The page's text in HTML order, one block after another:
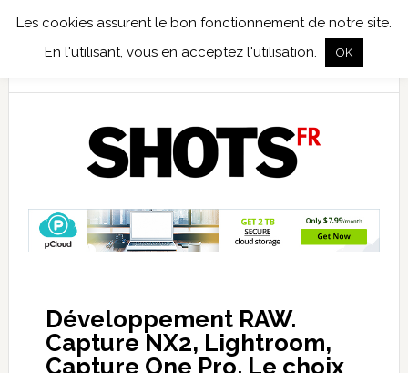
Développement RAW.
Capture NX2, Lightroom,
Capture One Pro. Le choix
Les cookies assurent le bon fonctionnement de notre site.
En l'utilisant, vous en acceptez l'utilisation.
OK